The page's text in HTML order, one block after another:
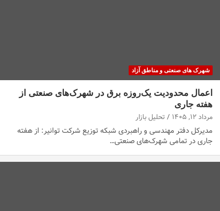
شهرک های صنعتی و مناطق آزاد
اعمال محدودیت یک‌روزه برق در شهرک‌های صنعتی از
هفته جاری
مرداد ۱۲, ۱۴۰۵ تحلیل بازار
مدیرکل دفتر مهندسی و راهبردی شبکه توزیع شرکت توانیر: از هفته
جاری در تمامی شهرک‌های صنعتی…